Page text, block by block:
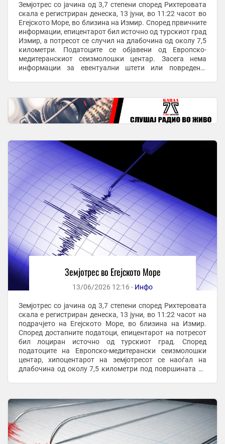
Земјотрес со јачина од 3,7 степени според Рихтеровата
скала е регистриран денеска, 13 јуни, во 11:22 часот во
Егејското Море, во близина на Измир. Според првичните
информации, епицентарот бил источно од турскиот град
Измир, а потресот се случил на длабочина од околу 7,5
километри. Податоците се објавени од Европско-
медитеранскиот сеизмолошки центар. Засега нема
информации за евентуални штети или повредени.
Земјотрес во Егејското Море
13/06/2026 12:16 - Инфо
Земјотрес со јачина од 3,7 степени според Рихтеровата
скала е регистриран денеска, 13 јуни, во 11:22 часот на
подрачјето на Егејското Море, во близина на Измир.
Според достапните податоци, епицентарот на потресот
бил лоциран источно од турскиот град. Според
податоците на Европско-медитерански сеизмолошки
центар, хипоцентарот на земјотресот се наоѓал на
длабочина од околу 7,5 километри под површината на